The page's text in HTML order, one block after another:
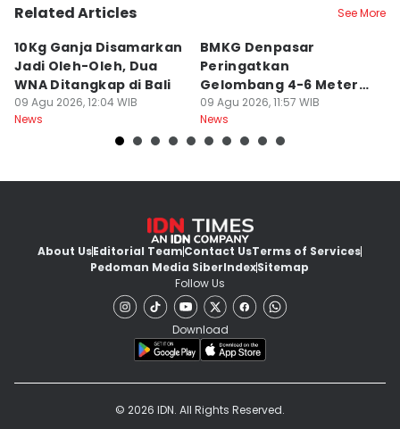
Related Articles See More
10Kg Ganja Disamarkan
Jadi Oleh-Oleh, Dua
WNA Ditangkap di Bali
09 Agu 2026, 12:04 WIB
News
BMKG Denpasar
Peringatkan
Gelombang 4-6 Meter di
Bali
09 Agu 2026, 11:57 WIB
News
About UsEditorial TeamContact UsTerms of Services
Pedoman Media SiberIndexSitemap
Follow Us
Download
© 2026 IDN. All Rights Reserved.